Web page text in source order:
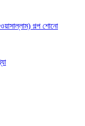
গল্প শোনো